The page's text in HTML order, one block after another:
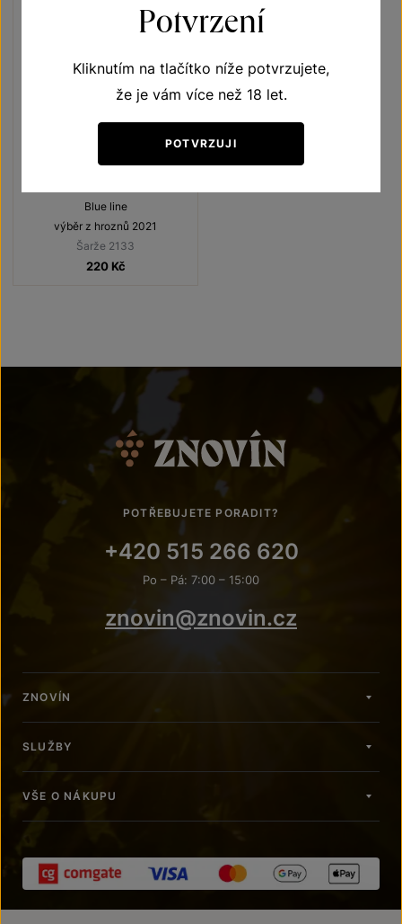
Blue line
výběr z hroznů 2021
Šarže 2133
220 Kč
POTŘEBUJETE PORADIT?
+420 515 266 620
Po – Pá: 7:00 – 15:00
znovin@znovin.cz
ZNOVÍN
SLUŽBY
VŠE O NÁKUPU
Potvrzení
Kliknutím na tlačítko níže potvrzujete,
že je vám více než 18 let.
POTVRZUJI